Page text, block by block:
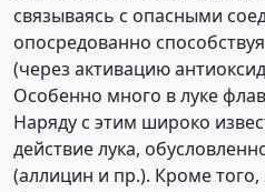
связываясь с опасными
опосредованно
(через активацию
Особенно много в луке
Наряду с этим широко
действие лука,
(аллицин и пр.). Кроме